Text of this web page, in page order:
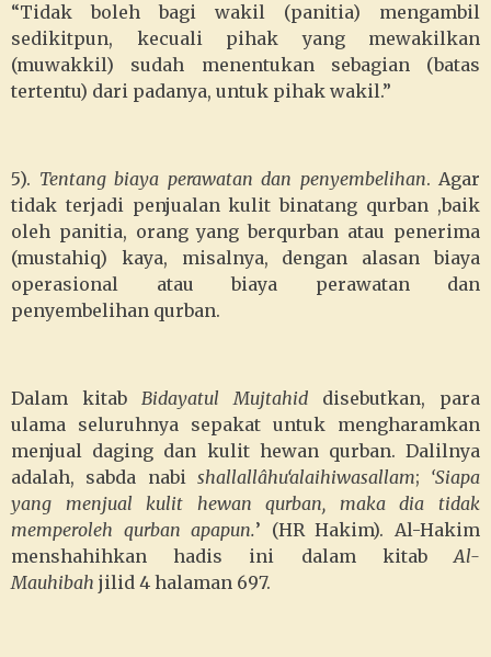
“Tidak boleh bagi wakil (panitia) mengambil
sedikitpun, kecuali pihak yang mewakilkan
(muwakkil) sudah menentukan sebagian (batas
tertentu) dari padanya, untuk pihak wakil.”
5). Tentang biaya perawatan dan penyembelihan. Agar
tidak terjadi penjualan kulit binatang qurban ,baik
oleh panitia, orang yang berqurban atau penerima
(mustahiq) kaya, misalnya, dengan alasan biaya
operasional atau biaya perawatan dan
penyembelihan qurban.
Dalam kitab Bidayatul Mujtahid
disebutkan, para
ulama seluruhnya sepakat untuk mengharamkan
menjual daging dan kulit hewan qurban. Dalilnya
adalah, sabda nabi shallallâhu‘alaihiwasallam; ‘Siapa
yang menjual kulit hewan qurban, maka dia tidak
memperoleh qurban apapun.’ (HR Hakim). Al-Hakim
menshahihkan hadis ini dalam kitab
Al-
Mauhibah jilid 4 halaman 697.